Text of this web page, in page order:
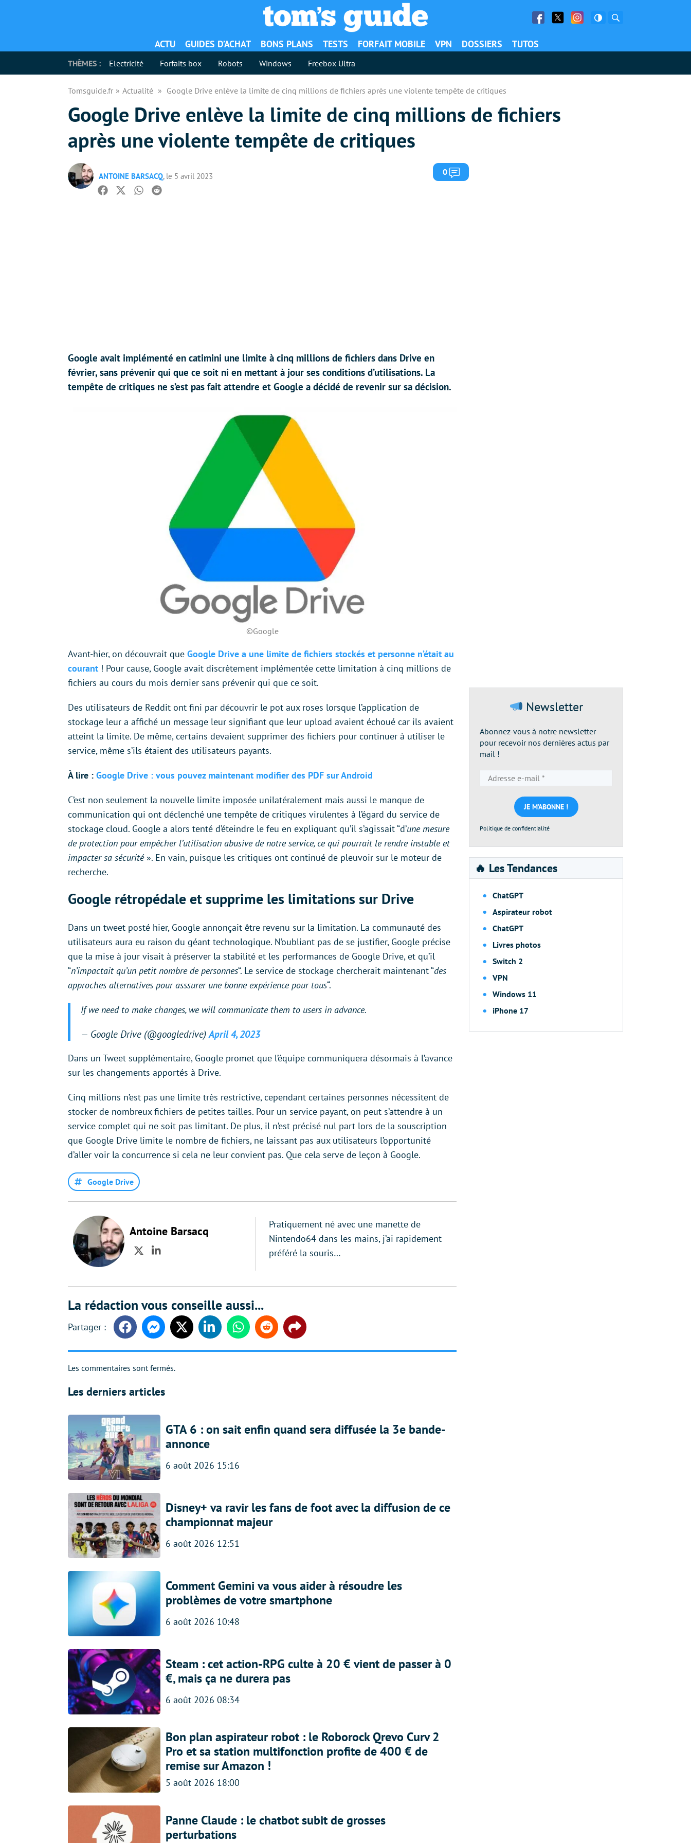
Facebook
Twitter Facebook
ACTU GUIDES D’ACHAT BONS PLANS TESTS FORFAIT MOBILE VPN DOSSIERS TUTOS
THÈMES : Electricité Forfaits box Robots Windows Freebox Ultra
Tomsguide.fr Actualité Google Drive enlève la limite de cinq millions de fichiers après une violente tempête de critiques
Google Drive enlève la limite de cinq millions de fichiers
après une violente tempête de critiques
ANTOINE BARSACQ, le 5 avril 2023 0 Commentaires
Facebook
TwitterWhatsapp
Reddit
Google avait implémenté en catimini une limite à cinq millions de fichiers dans Drive en
février, sans prévenir qui que ce soit ni en mettant à jour ses conditions d’utilisations. La
tempête de critiques ne s’est pas fait attendre et Google a décidé de revenir sur sa décision.
©Google
Avant-hier, on découvrait que Google Drive a une limite de fichiers stockés et personne n’était au
courant ! Pour cause, Google avait discrètement implémentée cette limitation à cinq millions de
fichiers au cours du mois dernier sans prévenir qui que ce soit.
Des utilisateurs de Reddit ont fini par découvrir le pot aux roses lorsque l’application de
stockage leur a affiché un message leur signifiant que leur upload avaient échoué car ils avaient
atteint la limite. De même, certains devaient supprimer des fichiers pour continuer à utiliser le
service, même s’ils étaient des utilisateurs payants.
À lire : Google Drive : vous pouvez maintenant modifier des PDF sur Android
C’est non seulement la nouvelle limite imposée unilatéralement mais aussi le manque de
communication qui ont déclenché une tempête de critiques virulentes à l’égard du service de
stockage cloud. Google a alors tenté d’éteindre le feu en expliquant qu’il s’agissait “d’une mesure
de protection pour empêcher l’utilisation abusive de notre service, ce qui pourrait le rendre instable et
impacter sa sécurité». En vain, puisque les critiques ont continué de pleuvoir sur le moteur de
recherche.
Google rétropédale et supprime les limitations sur Drive
Dans un tweet posté hier, Google annonçait être revenu sur la limitation. La communauté des
utilisateurs aura eu raison du géant technologique. N’oubliant pas de se justifier, Google précise
que la mise à jour visait à préserver la stabilité et les performances de Google Drive, et qu’il
“n’impactait qu’un petit nombre de personnes“. Le service de stockage chercherait maintenant “des
approches alternatives pour asssurer une bonne expérience pour tous“.
If we need to make changes, we will communicate them to users in advance.
— Google Drive (@googledrive)April 4, 2023
Dans un Tweet supplémentaire, Google promet que l’équipe communiquera désormais à l’avance
sur les changements apportés à Drive.
Cinq millions n’est pas une limite très restrictive, cependant certaines personnes nécessitent de
stocker de nombreux fichiers de petites tailles. Pour un service payant, on peut s’attendre à un
service complet qui ne soit pas limitant. De plus, il n’est précisé nul part lors de la souscription
que Google Drive limite le nombre de fichiers, ne laissant pas aux utilisateurs l’opportunité
d’aller voir la concurrence si cela ne leur convient pas. Que cela serve de leçon à Google.
Google Drive
Antoine Barsacq
TwitterLinkedIn
Pratiquement né avec une manette de
Nintendo64 dans les mains, j’ai rapidement
préféré la souris…
La rédaction vous conseille aussi...
FacebookMessengerTwitter LinkedinWhatsappReddit Share
Les commentaires sont fermés.
Les derniers articles
GTA 6 : on sait enfin quand sera diffusée la 3e bande-
annonce
6 août 2026 15:16
Disney+ va ravir les fans de foot avec la diffusion de ce
championnat majeur
6 août 2026 12:51
Comment Gemini va vous aider à résoudre les
problèmes de votre smartphone
6 août 2026 10:48
Steam : cet action-RPG culte à 20 € vient de passer à 0
€, mais ça ne durera pas
6 août 2026 08:34
Bon plan aspirateur robot : le Roborock Qrevo Curv 2
Pro et sa station multifonction profite de 400 € de
remise sur Amazon !
5 août 2026 18:00
Panne Claude : le chatbot subit de grosses
perturbations
Newsletter
Abonnez-vous à notre newsletter
pour recevoir nos dernières actus par
mail !
e-
mail
*
Politique de confidentialité
🔥 Les Tendances
ChatGPT
Aspirateur robot
ChatGPT
Livres photos
Switch 2
VPN
Windows 11
iPhone 17